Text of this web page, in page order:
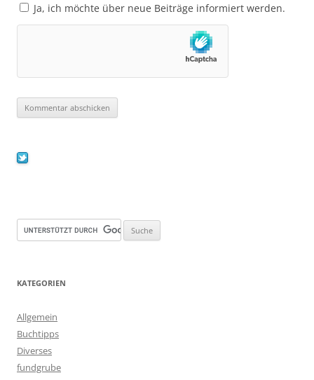
Ja, ich möchte über neue Beiträge informiert werden.
KATEGORIEN
Allgemein
Buchtipps
Diverses
fundgrube